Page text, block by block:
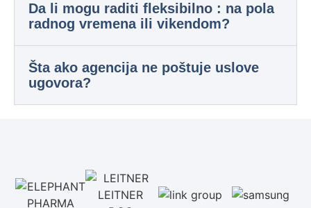
Da li mogu raditi fleksibilno : na pola
radnog vremena ili vikendom?
Šta ako agencija ne poštuje uslove
ugovora?